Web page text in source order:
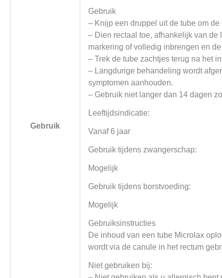
Gebruik
Gebruik
– Knijp een druppel uit de tube om
– Dien rectaal toe, afhankelijk van de
markering of volledig inbrengen en
– Trek de tube zachtjes terug na het
– Langdurige behandeling wordt
symptomen aanhouden.
– Gebruik niet langer dan 14 dagen
Leeftijdsindicatie:
Vanaf 6 jaar
Gebruik tijdens zwangerschap:
Mogelijk
Gebruik tijdens borstvoeding:
Mogelijk
Gebruiksinstructies
De inhoud van een tube Microlax
wordt via de canule in het rectum
Niet gebruiken bij: